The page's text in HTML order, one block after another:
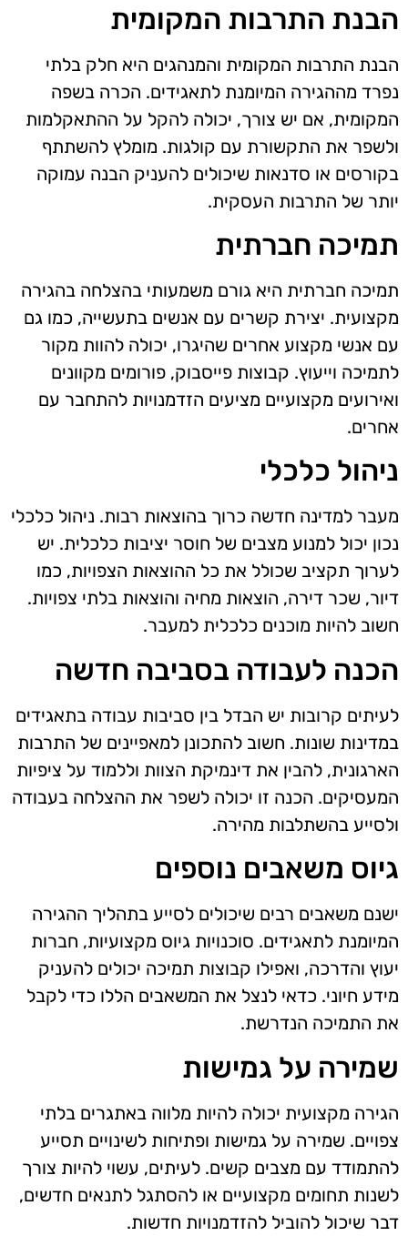
הבנת התרבות המקומית
הבנת התרבות המקומית והמנהגים היא חלק בלתי
נפרד מההגירה המיומנת לתאגידים. הכרה בשפה
המקומית, אם יש צורך, יכולה להקל על ההתאקלמות
ולשפר את התקשורת עם קולגות. מומלץ להשתתף
בקורסים או סדנאות שיכולים להעניק הבנה עמוקה
יותר של התרבות העסקית.
תמיכה חברתית
תמיכה חברתית היא גורם משמעותי בהצלחה בהגירה
מקצועית. יצירת קשרים עם אנשים בתעשייה, כמו גם
עם אנשי מקצוע אחרים שהיגרו, יכולה להוות מקור
לתמיכה וייעוץ. קבוצות פייסבוק, פורומים מקוונים
ואירועים מקצועיים מציעים הזדמנויות להתחבר עם
אחרים.
ניהול כלכלי
מעבר למדינה חדשה כרוך בהוצאות רבות. ניהול כלכלי
נכון יכול למנוע מצבים של חוסר יציבות כלכלית. יש
לערוך תקציב שכולל את כל ההוצאות הצפויות, כמו
דיור, שכר דירה, הוצאות מחיה והוצאות בלתי צפויות.
חשוב להיות מוכנים כלכלית למעבר.
הכנה לעבודה בסביבה חדשה
לעיתים קרובות יש הבדל בין סביבות עבודה בתאגידים
במדינות שונות. חשוב להתכונן למאפיינים של התרבות
הארגונית, להבין את דינמיקת הצוות וללמוד על ציפיות
המעסיקים. הכנה זו יכולה לשפר את ההצלחה בעבודה
ולסייע בהשתלבות מהירה.
גיוס משאבים נוספים
ישנם משאבים רבים שיכולים לסייע בתהליך ההגירה
המיומנת לתאגידים. סוכנויות גיוס מקצועיות, חברות
יעוץ והדרכה, ואפילו קבוצות תמיכה יכולים להעניק
מידע חיוני. כדאי לנצל את המשאבים הללו כדי לקבל
את התמיכה הנדרשת.
שמירה על גמישות
הגירה מקצועית יכולה להיות מלווה באתגרים בלתי
צפויים. שמירה על גמישות ופתיחות לשינויים תסייע
להתמודד עם מצבים קשים. לעיתים, עשוי להיות צורך
לשנות תחומים מקצועיים או להסתגל לתנאים חדשים,
דבר שיכול להוביל להזדמנויות חדשות.